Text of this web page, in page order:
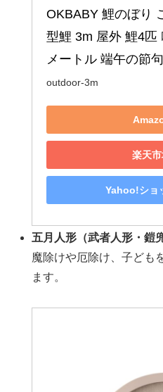
OKBABY 鯉のぼり
型鯉 3m 屋外 鯉4匹
メートル 端午の節
outdoor-3m
楽天
Yahoo!ショ
五月人形（武者人形・鎧
魔除けや厄除け、子ども
ます。